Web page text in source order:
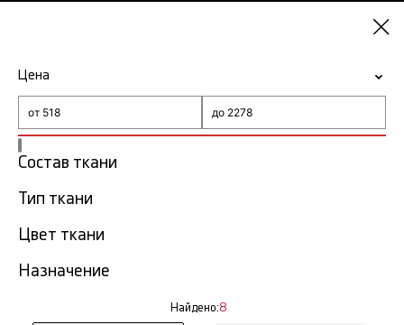
ГлавнаяТкань с узором "милитари"
Ткань с узором "милитари"
в Казани
Фильтр
Цена
Состав ткани
Тип ткани
Цвет ткани
Назначение
Найдено:8